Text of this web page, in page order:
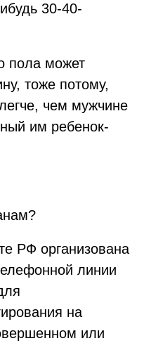
30-40-
пола может
тоже потому,
чем мужчине
им ребенок-
РФ организована
линии
на
или